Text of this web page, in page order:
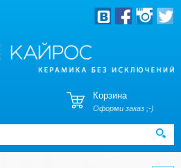
Корзина
Оформи заказ ;-)